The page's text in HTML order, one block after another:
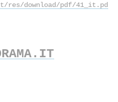
res/download/pdf/41_it.pd